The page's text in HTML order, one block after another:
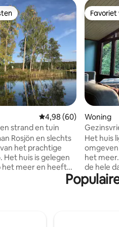
Gemiddelde
4,98 (60)
strand en tuin
Rosjön en slechts
het prachtige
Het huis is gelegen
het meer en heeft
vanuit alle delen van
Woning
Het huis
het
de hele
boomhut te zijn. Het